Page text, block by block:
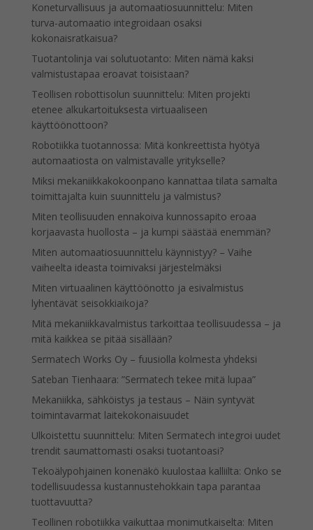
Koneturvallisuus ja automaatiosuunnittelu: Miten
turva-automaatio integroidaan osaksi
kokonaisratkaisua?
Tuotantolinja vai solutuotanto: Miten nämä kaksi
valmistustapaa eroavat toisistaan?
Teollisen robottisolun suunnittelu: Miten projekti
etenee alkukartoituksesta virtuaaliseen
käyttöönottoon?
Robotiikka tuotannossa: Mitä konkreettista hyötyä
automaatiosta on valmistavalle yritykselle?
Miksi mekaniikkakokoonpano kannattaa tilata samalta
toimittajalta kuin suunnittelu ja valmistus?
Miten teollisuuden ennakoiva kunnossapito eroaa
korjaavasta huollosta – ja kumpi säästää enemmän?
Miten automaatiosuunnittelu käynnistyy? – Vaihe
vaiheelta ideasta toimivaksi järjestelmäksi
Miten virtuaalinen käyttöönotto ja esivalmistus
lyhentävät seisokkiaikoja?
Mitä mekaniikkavalmistus tarkoittaa teollisuudessa – ja
mitä kaikkea se pitää sisällään?
Sermatech Works Oy – fuusiolla kolmesta yhdeksi
Sateban Tienhaara: ”Sermatech tekee mitä lupaa”
Mekaniikka, sähköistys ja testaus – Näin syntyvät
toimintavarmat laitekokonaisuudet
Ulkoistettu suunnittelu: Miten Sermatech integroi uudet
trendit saumattomasti osaksi tuotantoasi?
Tekoälypohjainen konenäkö kuulostaa kalliilta: Onko se
todellisuudessa kustannustehokkain tapa parantaa
tuottavuutta?
Teollinen robotiikka vaikuttaa monimutkaiselta: Miten